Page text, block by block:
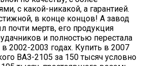
с какой-никакой, а гарантией.
в конце концов! А завод
почти мертв, его продукция
и полностью перестала
2002-2003 годах. Купить в 2007
ВАЗ-2105 за 150 тысяч условно